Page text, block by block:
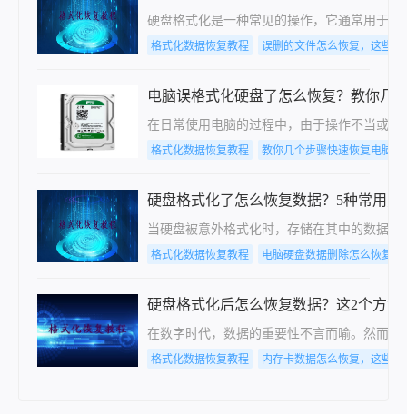
硬盘格式化是一种常见的操作，它通常用于
格式化数据恢复教程 误删的文件怎么恢复，这些方
电脑误格式化硬盘了怎么恢复？教你几
在日常使用电脑的过程中，由于操作不当或
格式化数据恢复教程 教你几个步骤快速恢复电脑硬
硬盘格式化了怎么恢复数据？5种常用方
当硬盘被意外格式化时，存储在其中的数据
格式化数据恢复教程 电脑硬盘数据删除怎么恢复，
硬盘格式化后怎么恢复数据？这2个方法
在数字时代，数据的重要性不言而喻。然而
格式化数据恢复教程 内存卡数据怎么恢复，这些